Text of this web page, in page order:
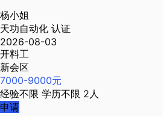
杨小姐
天功自动化 认证
2026-08-03
开料工
新会区
7000-9000元
经验不限 学历不限 2人
申请